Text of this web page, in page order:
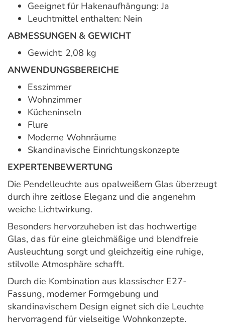
Geeignet für Hakenaufhängung: Ja
Leuchtmittel enthalten: Nein
ABMESSUNGEN & GEWICHT
Gewicht: 2,08 kg
ANWENDUNGSBEREICHE
Esszimmer
Wohnzimmer
Kücheninseln
Flure
Moderne Wohnräume
Skandinavische Einrichtungskonzepte
EXPERTENBEWERTUNG
Die Pendelleuchte aus opalweißem Glas überzeugt
durch ihre zeitlose Eleganz und die angenehm
weiche Lichtwirkung.
Besonders hervorzuheben ist das hochwertige
Glas, das für eine gleichmäßige und blendfreie
Ausleuchtung sorgt und gleichzeitig eine ruhige,
stilvolle Atmosphäre schafft.
Durch die Kombination aus klassischer E27-
Fassung, moderner Formgebung und
skandinavischem Design eignet sich die Leuchte
hervorragend für vielseitige Wohnkonzepte.